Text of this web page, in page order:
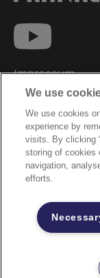
Impressum
Cookie
Rechtliche
Site Map
©2026 ACCO
We use
We use cookies
experience by
visits. By clicking
storing of cookies
navigation,
efforts.